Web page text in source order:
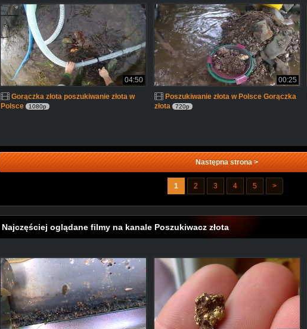
04:50
Gorączka złota poszukiwanie złota w
Polsce
1080p
00:25
Poszukiwanie złota w Polsce Gorączka
złota
720p
Następna strona >
1 2 3 4 5 >
Najczęściej oglądane filmy na kanale Poszukiwacz złota